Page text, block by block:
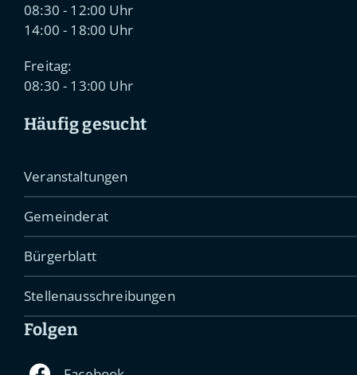
08:30 - 12:00 Uhr
14:00 - 18:00 Uhr
Freitag:
08:30 - 13:00 Uhr
Häufig gesucht
Veranstaltungen
Gemeinderat
Bürgerblatt
Stellenausschreibungen
Folgen